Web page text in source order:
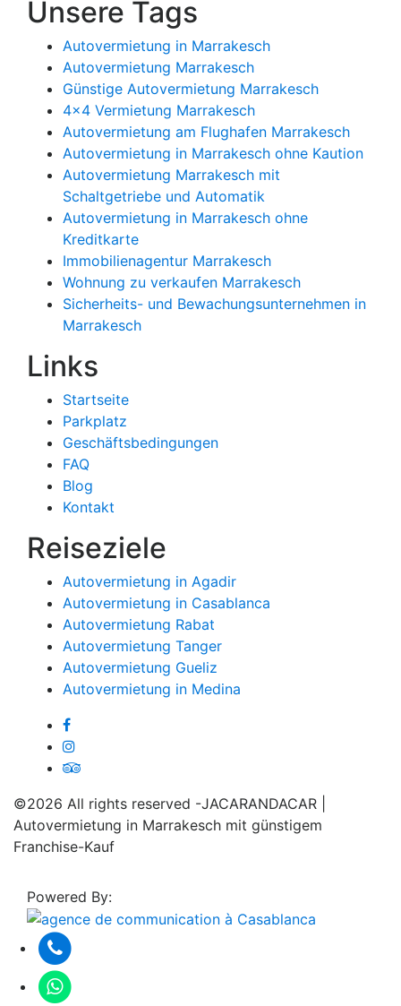
Unsere Tags
Autovermietung in Marrakesch
Autovermietung Marrakesch
Günstige Autovermietung Marrakesch
4x4 Vermietung Marrakesch
Autovermietung am Flughafen Marrakesch
Autovermietung in Marrakesch ohne Kaution
Autovermietung Marrakesch mit
Schaltgetriebe und Automatik
Autovermietung in Marrakesch ohne
Kreditkarte
Immobilienagentur Marrakesch
Wohnung zu verkaufen Marrakesch
Sicherheits- und Bewachungsunternehmen in
Marrakesch
Links
Startseite
Parkplatz
Geschäftsbedingungen
FAQ
Blog
Kontakt
Reiseziele
Autovermietung in Agadir
Autovermietung in Casablanca
Autovermietung Rabat
Autovermietung Tanger
Autovermietung Gueliz
Autovermietung in Medina
©2026 All rights reserved -JACARANDACAR |
Autovermietung in Marrakesch mit günstigem
Franchise-Kauf
Powered By: